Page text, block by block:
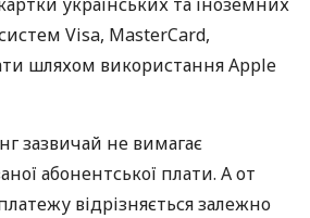
Visa, MasterCard,
шляхом використання Apple
зазвичай не вимагає
абонентської плати. А от
відрізняється залежно